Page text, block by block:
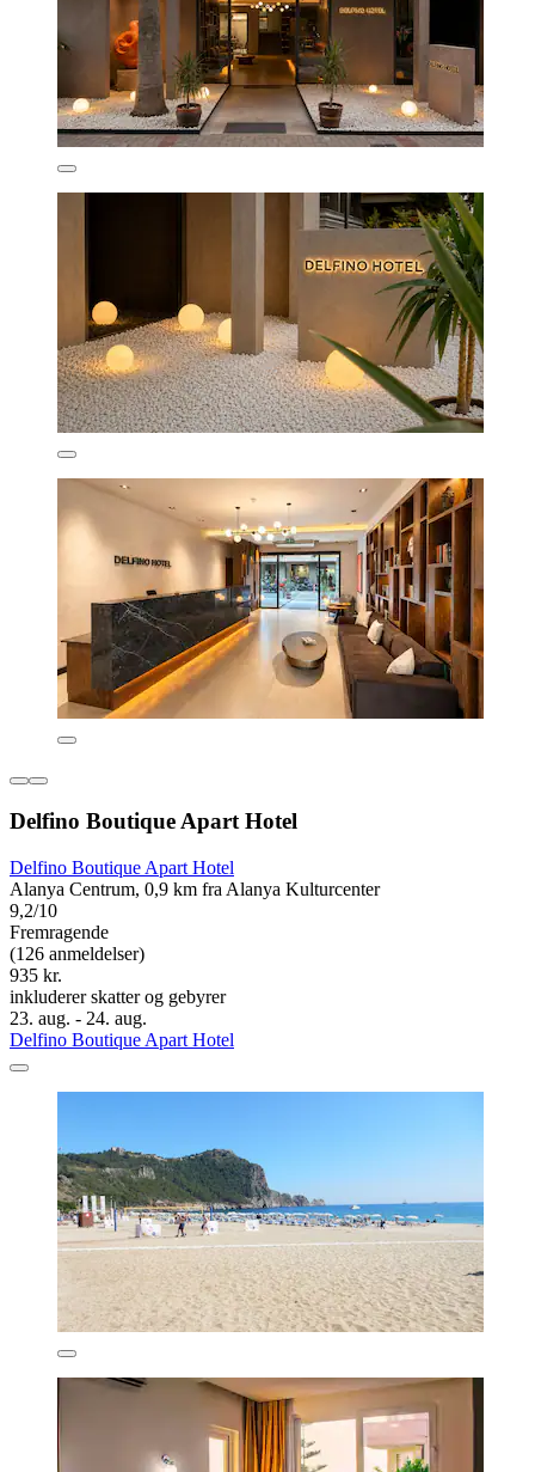
Delfino Boutique Apart Hotel
Delfino Boutique Apart Hotel
Alanya Centrum, 0,9 km fra Alanya Kulturcenter
9,2/10
Fremragende
(126 anmeldelser)
935 kr.
inkluderer skatter og gebyrer
23. aug. - 24. aug.
Delfino Boutique Apart Hotel